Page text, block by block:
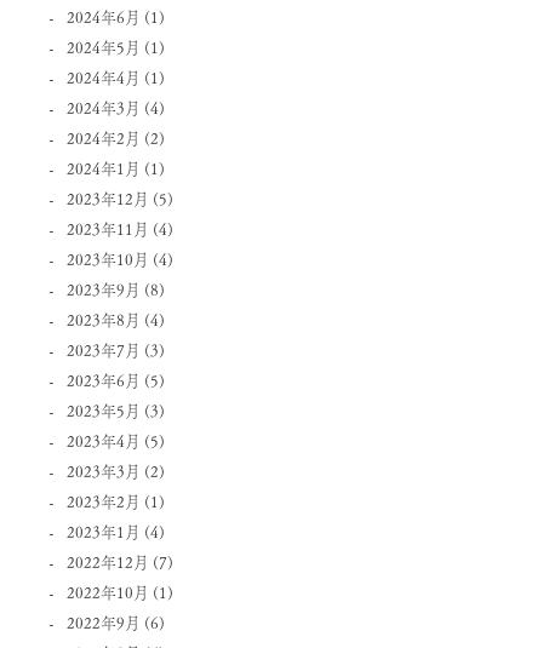
2024年6月 (1)
2024年5月 (1)
2024年4月 (1)
2024年3月 (4)
2024年2月 (2)
2024年1月 (1)
2023年12月 (5)
2023年11月 (4)
2023年10月 (4)
2023年9月 (8)
2023年8月 (4)
2023年7月 (3)
2023年6月 (5)
2023年5月 (3)
2023年4月 (5)
2023年3月 (2)
2023年2月 (1)
2023年1月 (4)
2022年12月 (7)
2022年10月 (1)
2022年9月 (6)